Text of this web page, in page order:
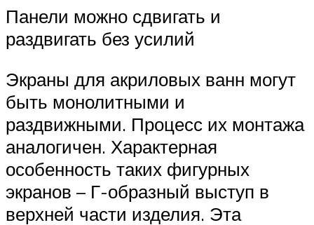
Панели можно сдвигать и
раздвигать без усилий
Экраны для акриловых ванн могут
быть монолитными и
раздвижными. Процесс их монтажа
аналогичен. Характерная
особенность таких фигурных
экранов – Г-образный выступ в
верхней части изделия. Эта